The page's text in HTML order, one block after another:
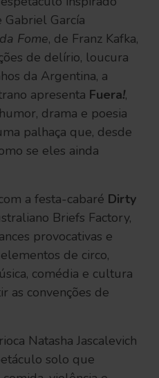
Gabriel García
Fome, de Franz Kafka,
de delírio, loucura
da Argentina, a
apresenta Fuera!,
drama e poesia
palhaça que, desde
se eles ainda
a festa-cabaré Dirty
Briefs Factory,
provocativas e
de circo,
comédia e cultura
as convenções de
Natasha Jascalevich
solo que